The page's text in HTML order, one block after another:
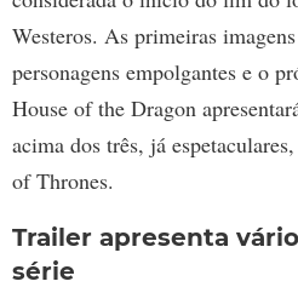
Westeros. As primeiras
personagens empolgantes e o
House of the Dragon
acima dos três, já
of Thrones.
Trailer apresenta
série